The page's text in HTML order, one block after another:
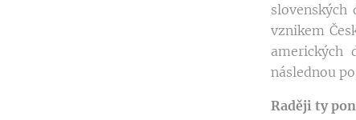
vznikem
amerických
následnou
Raději ty